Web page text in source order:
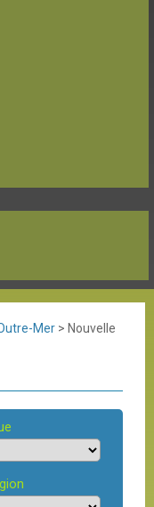
Mer > Nouvelle